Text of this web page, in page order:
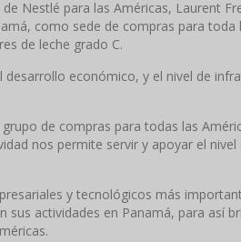
Nestlé para las Américas, Laurent
como sede de compras para toda
de leche grado C.
económico, y el nivel de
de compras para todas las
nos permite servir y apoyar el
y tecnológicos más
actividades en Panamá, para así